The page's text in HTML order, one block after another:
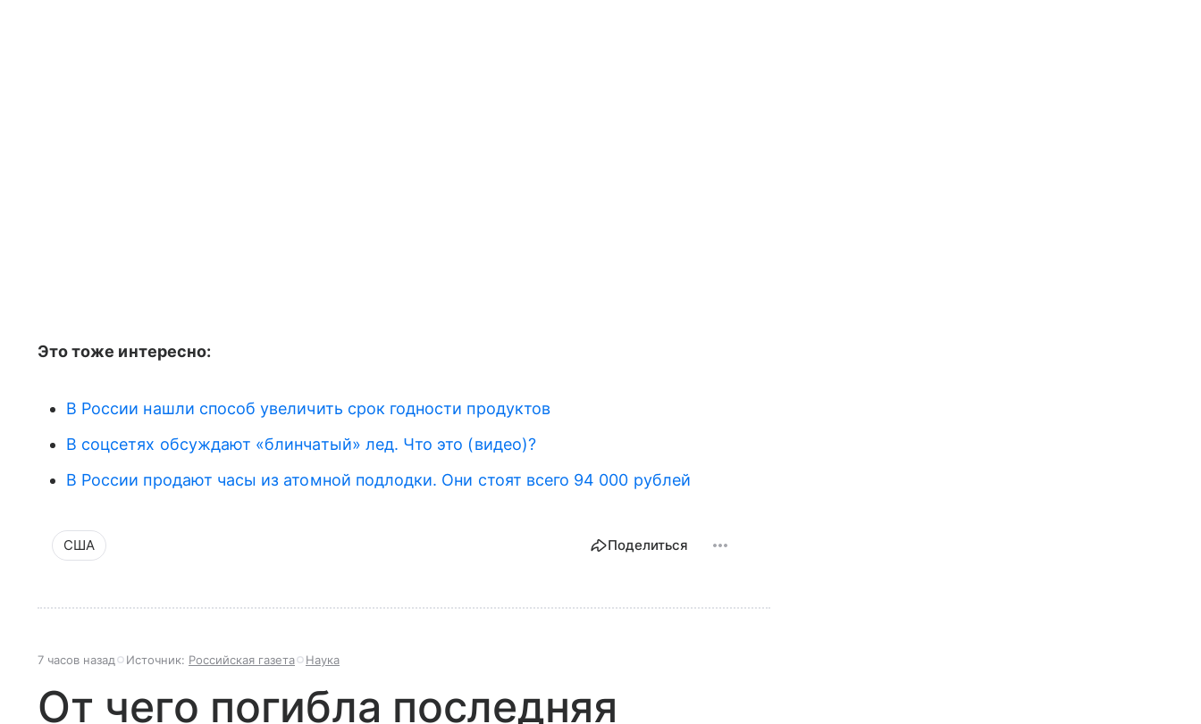
Это тоже интересно:
В России нашли способ увеличить срок годности продуктов
В соцсетях обсуждают «блинчатый» лед. Что это (видео)?
В России продают часы из атомной подлодки. Они стоят всего 94 000 рублей
США Поделиться
7 часов назад Источник: Российская газета Наука
От чего погибла последняя